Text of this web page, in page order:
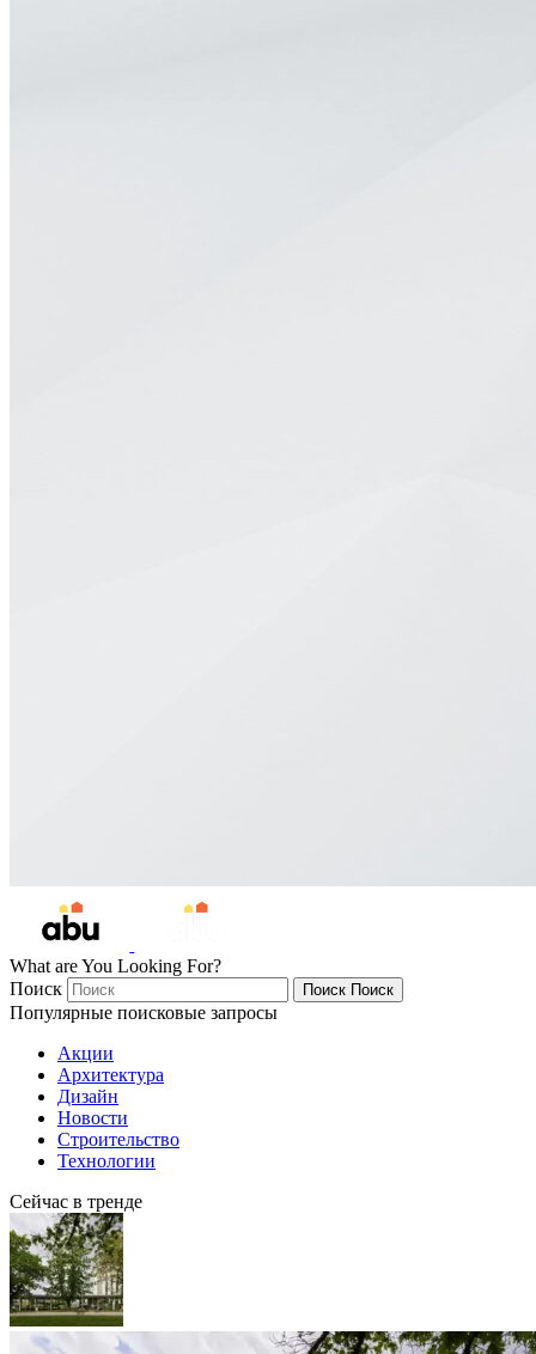
What are You Looking For?
Поиск
Поиск Поиск
Популярные поисковые запросы
Акции
Архитектура
Дизайн
Новости
Строительство
Технологии
Сейчас в тренде